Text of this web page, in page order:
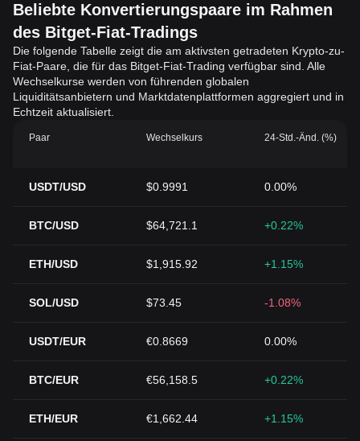
Beliebte Konvertierungspaare im Rahmen
des Bitget-Fiat-Tradings
Die folgende Tabelle zeigt die am aktivsten getradeten Krypto-zu-
Fiat-Paare, die für das Bitget-Fiat-Trading verfügbar sind. Alle
Wechselkurse werden von führenden globalen
Liquiditätsanbietern und Marktdatenplattformen aggregiert und in
Echtzeit aktualisiert.
Paar Wechselkurs 24-Std.-Änd. (%)
USDT/USD $0.9991 0.00%
BTC/USD $64,721.1 +0.22%
ETH/USD $1,915.92 +1.15%
SOL/USD $73.45 -1.08%
USDT/EUR €0.8669 0.00%
BTC/EUR €56,158.5 +0.22%
ETH/EUR €1,662.44 +1.15%